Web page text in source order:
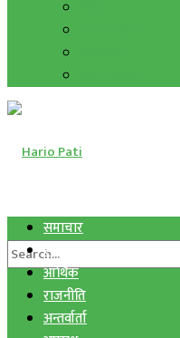
समाचार
स्वास्थ्य
आर्थिक
राजनीति
अन्तर्वार्ता